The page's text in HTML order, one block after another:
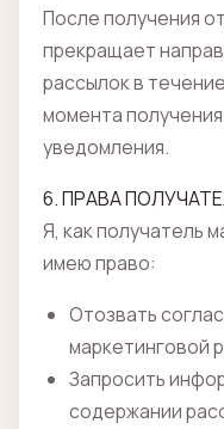
После получения
прекращает
рассылок в
момента
уведомления.
6. ПРАВА
Я, как получатель
имею право:
Отозвать
маркетинговой
Запросить
содержании